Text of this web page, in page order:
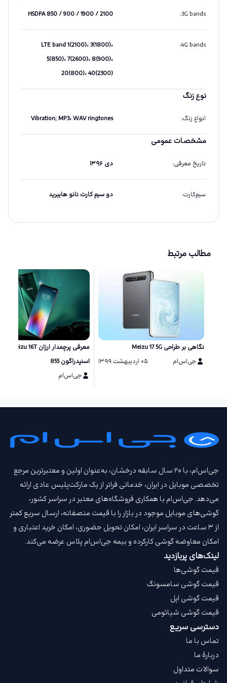
3G bands
:
HSDPA 850 / 900 / 1900 / 2100
4G bands
:
LTE band 1(2100)، 3(1800)،
5(850)، 7(2600)، 8(900)،
20(800)، 40(2300)
نوع زنگ
انواع زنگ: Vibration; MP3، WAV ringtones
مشخصات عمومی
تاریخ معرفی: دی ۱۳۹۶
سیم‌کارت: دو سیم کارت نانو هایبرید
مطالب مرتبط
نگاهی بر طراحی Meizu 17 5G
جی‌اس‌ام
۰۵ اردیبهشت ۱۳۹۹
اسنپدراگون 855
جی‌اس‌ام
جی‌اس‌ام، با ۲۰ سال سابقه درخشان، به‌عنوان اولین و معتبرترین مرجع
تخصصی موبایل در ایران، خدماتی فراتر از یک مارکت‌پلیس عادی ارائه
می‌دهد. جی‌اس‌ام با همکاری فروشگاه‌های معتبر در سراسر کشور،
گوشی‌های موبایل موجود در بازار را با قیمت‌ منصفانه، ارسال سریع کمتر
از ۳ ساعت در سراسر ایران، امکان تحویل حضوری، امکان خرید اعتباری و
امکان معاوضه گوشی کارکرده و بیمه جی‌اس‌ام‌ پلاس عرضه می‌کند.
لینک‌های پربازدید
قیمت گوشی‌ها
قیمت گوشی سامسونگ
قیمت گوشی اپل
قیمت گوشی شیائومی
دسترسی سریع
تماس با ما
دربارهٔ ما
سوالات متداول